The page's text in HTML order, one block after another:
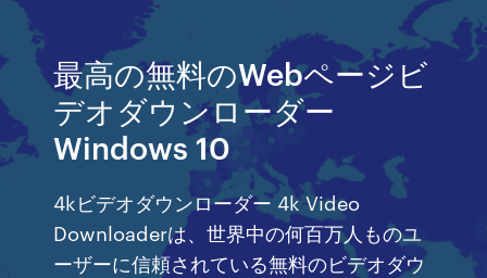
最高の無料のWebページビ
デオダウンローダー
Windows 10
4kビデオダウンローダー 4k Video
Downloaderは、世界中の何百万人ものユ
ーザーに信頼されている無料のビデオダウ